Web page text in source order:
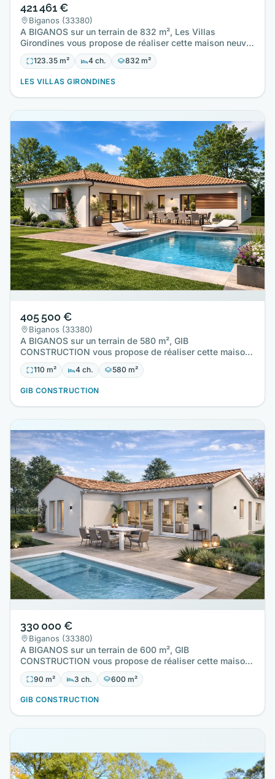
421 461 €
Biganos (33380)
A BIGANOS sur un terrain de 832 m², Les Villas
Girondines vous propose de réaliser cette maison neuve
d'une surface de…
123.35 m² 4 ch. 832 m²
LES VILLAS GIRONDINES
405 500 €
Biganos (33380)
A BIGANOS sur un terrain de 580 m², GIB
CONSTRUCTION vous propose de réaliser cette maison
neuve d'une surface de 110…
110 m² 4 ch. 580 m²
GIB CONSTRUCTION
330 000 €
Biganos (33380)
A BIGANOS sur un terrain de 600 m², GIB
CONSTRUCTION vous propose de réaliser cette maison
neuve d'une surface de 90 m²…
90 m² 3 ch. 600 m²
GIB CONSTRUCTION